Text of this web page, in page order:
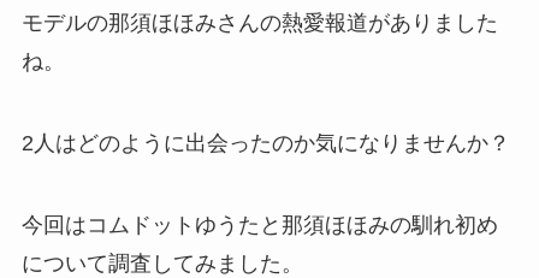
モデルの那須ほほみさんの熱愛報道がありました
ね。
2人はどのように出会ったのか気になりませんか？
今回はコムドットゆうたと那須ほほみの馴れ初め
について調査してみました。